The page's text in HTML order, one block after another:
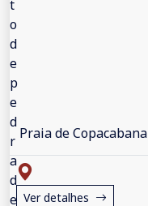
Praia de Copacabana
Ver detalhes